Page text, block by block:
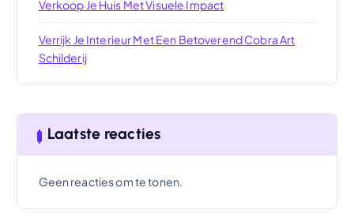
Verkoop Je Huis Met Visuele Impact
Verrijk Je Interieur Met Een Betoverend Cobra Art
Schilderij
Laatste reacties
Geen reacties om te tonen.